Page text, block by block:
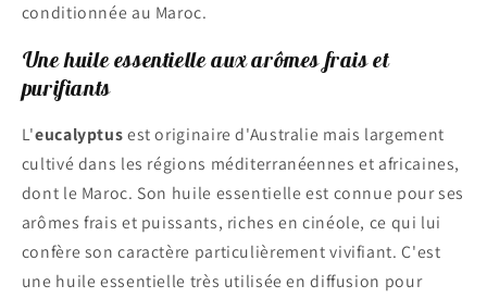
conditionnée au Maroc.
Une huile essentielle aux arômes frais et
purifiants
L'eucalyptusest originaire d'Australie mais largement
cultivé dans les régions méditerranéennes et africaines,
dont le Maroc. Son huile essentielle est connue pour ses
arômes frais et puissants, riches en cinéole, ce qui lui
confère son caractère particulièrement vivifiant. C'est
une huile essentielle très utilisée en diffusion pour